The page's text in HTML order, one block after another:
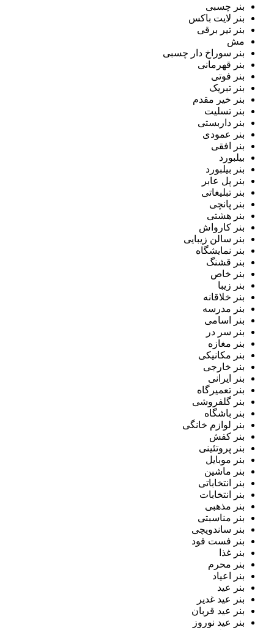
بنر چسبی
بنر لایت باکس
بنر تیر برقی
مش
بنر سوراخ دار چسبی
بنر قهرمانی
بنر فوتی
بنر تبریک
بنر خیر مقدم
بنر تسلیت
بنر داربستی
بنر عمودی
بنر افقی
بیلبورد
بنر بیلبورد
بنر پل عابر
بنر تبلیغاتی
بنر پانچی
بنر هشتی
بنر کارواش
بنر سالن زیبایی
بنر نمایشگاه
بنر قشنگ
بنر خاص
بنر زیبا
بنر خلاقانه
بنر مدرسه
بنر اسامی
بنر سر در
بنر مغازه
بنر مکانیکی
بنر خارجی
بنر ایرانی
بنر تعمیرگاه
بنر گلفروشی
بنر باشگاه
بنر لوازم خانگی
بنر کفش
بنر پروتئینی
بنر موبایل
بنر ماشین
بنر انتخاباتی
بنر انتخابات
بنر مذهبی
بنر مناسبتی
بنر ساندویچی
بنر فست فود
بنر غذا
بنر محرم
بنر اعیاد
بنر عید
بنر عید غدیر
بنر عید قربان
بنر عید نوروز